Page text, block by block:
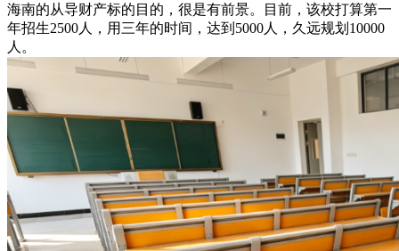
海南的从导财产标的目的，很是有前景。目前，该校打算第一
年招生2500人，用三年的时间，达到5000人，久远规划10000
人。